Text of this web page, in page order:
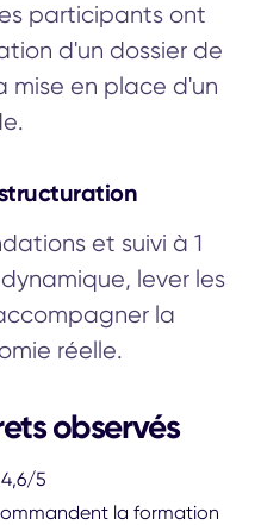
participants ont
d'un dossier de
en place d'un
et suivi à 1
lever les
la
réelle.
observés
5
la formation